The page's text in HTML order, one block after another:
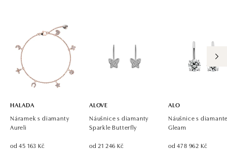
HALADA
Náramek s diamanty
Aureli
od 45 163 Kč
ALOVE
Náušnice s diamanty
Sparkle Butterfly
od 21 246 Kč
ALO
Náušnice s
Gleam
od 478 962 Kč